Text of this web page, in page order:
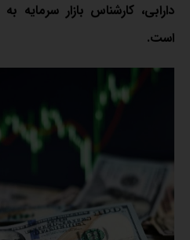
دارابی، کارشناس بازار سرمایه
است.